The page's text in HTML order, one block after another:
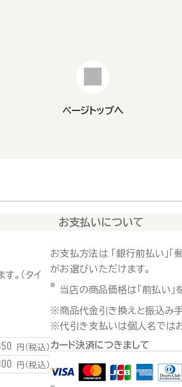
ページトップへ
。（タイ
円（税込）
円（税込）
お支払いについて
お支払方法は 「銀行前払い」「郵
がお選びいただけます。
当店の商品価格は「前払い
※商品代金引き換えと振込み
※代引き支払いは個人名では
カード決済につきまして